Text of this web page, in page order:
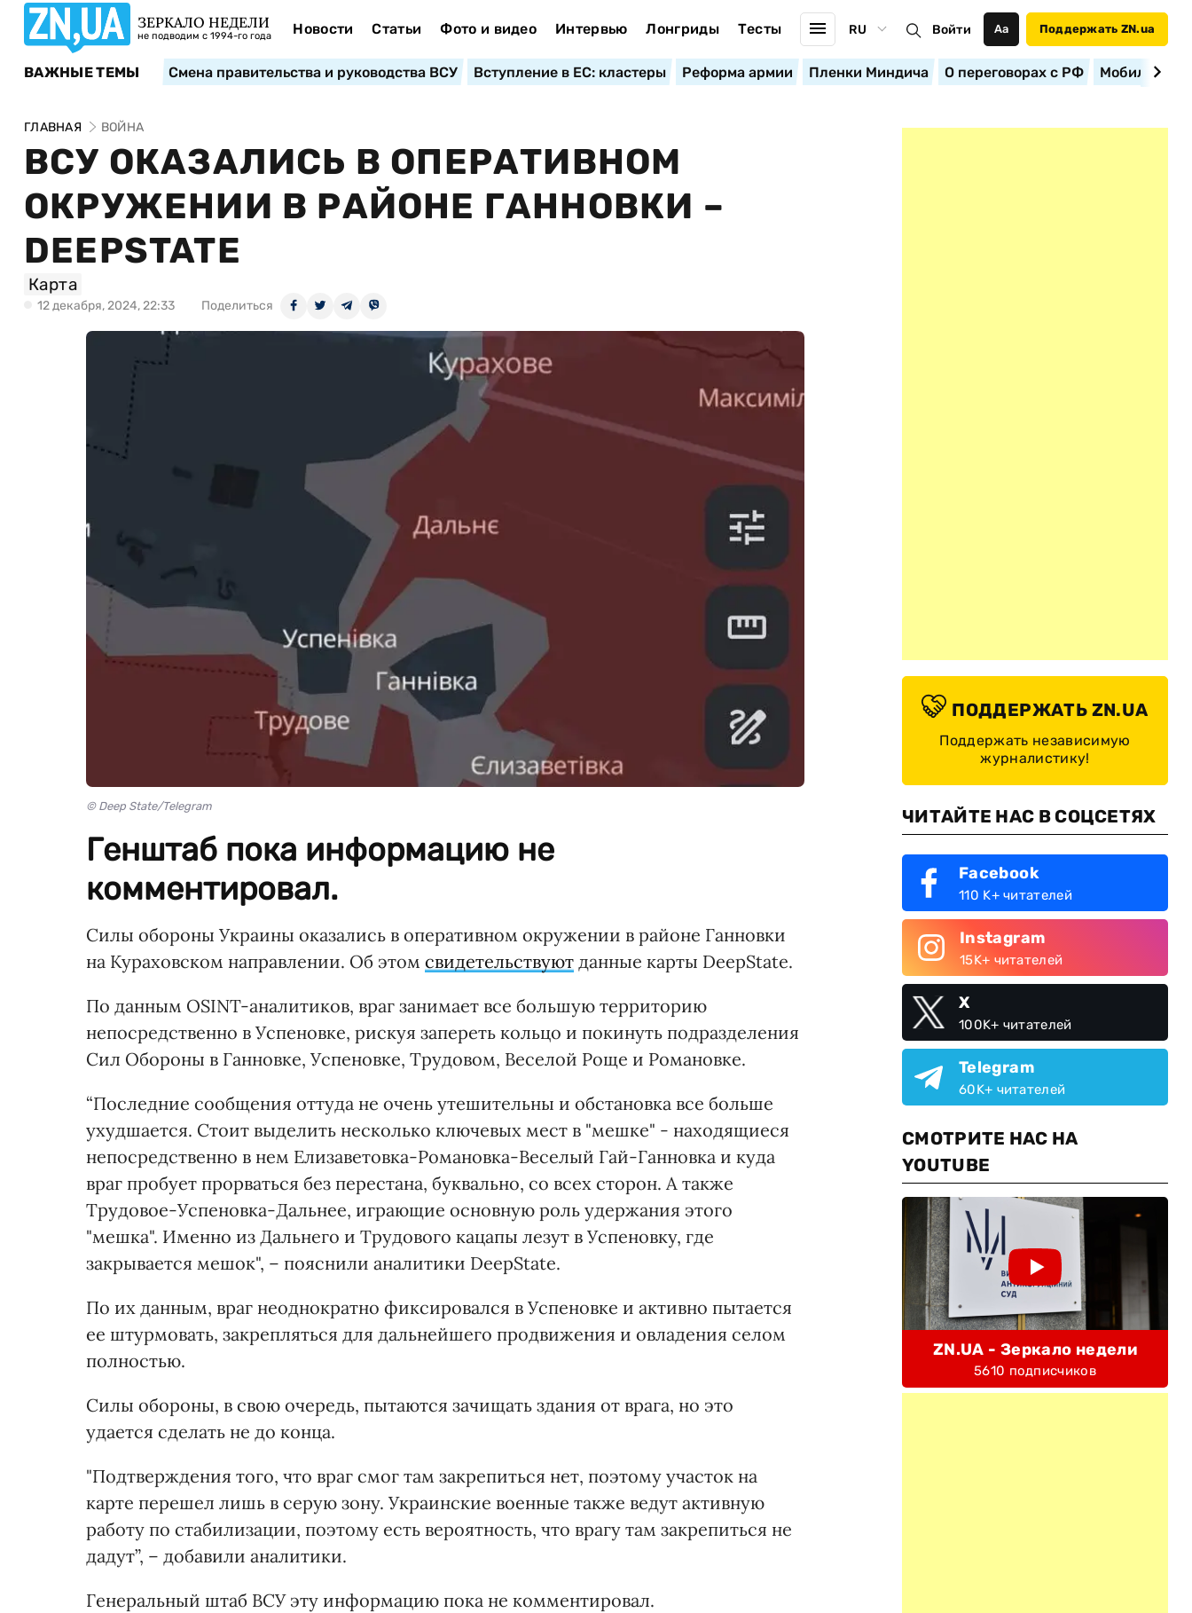
ЗЕРКАЛО НЕДЕЛИ
не подводим с 1994-го года Новости Статьи Фото и видео Интервью Лонгриды Тесты RU Войти Аа Поддержать ZN.ua
ВАЖНЫЕ ТЕМЫ Смена правительства и руководства ВСУ Вступление в ЕС: кластеры Реформа армии Пленки Миндича О переговорах с РФ
ГЛАВНАЯ ВОЙНА
ВСУ ОКАЗАЛИСЬ В ОПЕРАТИВНОМ
ОКРУЖЕНИИ В РАЙОНЕ ГАННОВКИ –
DEEPSTATE
Карта
12 декабря, 2024, 22:33 Поделиться
© Deep State/Telegram
Генштаб пока информацию не
комментировал.
Силы обороны Украины оказались в оперативном окружении в районе Ганновки
на Кураховском направлении. Об этом свидетельствуют данные карты DeepState.
По данным OSINT-аналитиков, враг занимает все большую территорию
непосредственно в Успеновке, рискуя запереть кольцо и покинуть подразделения
Сил Обороны в Ганновке, Успеновке, Трудовом, Веселой Роще и Романовке.
“Последние сообщения оттуда не очень утешительны и обстановка все больше
ухудшается. Стоит выделить несколько ключевых мест в "мешке" - находящиеся
непосредственно в нем Елизаветовка-Романовка-Веселый Гай-Ганновка и куда
враг пробует прорваться без перестана, буквально, со всех сторон. А также
Трудовое-Успеновка-Дальнее, играющие основную роль удержания этого
"мешка". Именно из Дальнего и Трудового кацапы лезут в Успеновку, где
закрывается мешок", – пояснили аналитики DeepState.
По их данным, враг неоднократно фиксировался в Успеновке и активно пытается
ее штурмовать, закрепляться для дальнейшего продвижения и овладения селом
полностью.
Силы обороны, в свою очередь, пытаются зачищать здания от врага, но это
удается сделать не до конца.
"Подтверждения того, что враг смог там закрепиться нет, поэтому участок на
карте перешел лишь в серую зону. Украинские военные также ведут активную
работу по стабилизации, поэтому есть вероятность, что врагу там закрепиться не
дадут”, – добавили аналитики.
Генеральный штаб ВСУ эту информацию пока не комментировал.
ПОДДЕРЖАТЬ ZN.UA
Поддержать независимую
журналистику!
ЧИТАЙТЕ НАС В СОЦСЕТЯХ
Facebook
110 K+ читателей
Instagram
15K+ читателей
X
100K+ читателей
Telegram
60K+ читателей
СМОТРИТЕ НАС НА
YOUTUBE
ZN.UA - Зеркало недели
5610 подписчиков